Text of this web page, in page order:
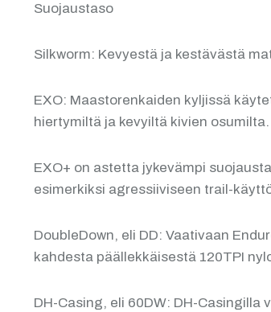
Suojaustaso
Silkworm: Kevyestä ja kestävästä
EXO: Maastorenkaiden kyljissä
hiertymiltä ja kevyiltä kivien osumilta.
EXO+ on astetta jykevämpi
esimerkiksi agressiiviseen trail-
DoubleDown, eli DD: Vaativaan
kahdesta päällekkäisestä 120TPI
DH-Casing, eli 60DW: DH-